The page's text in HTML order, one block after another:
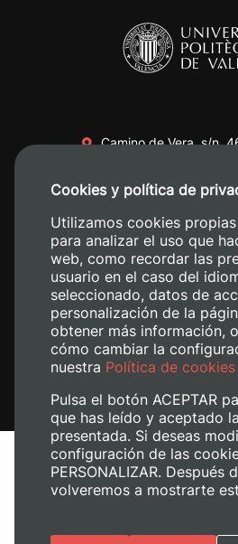
Camino de Vera, s/n.
+34 620 04
Avís legal
Política de
Gestiona les
Cookies y política de
Utilizamos cookies
para analizar el uso que
web, como recordar las
usuario en el caso del
seleccionado, datos de
personalización de la
obtener más información,
cómo cambiar la
nuestra Política de cookies
Pulsa el botón ACEPTAR
que has leído y aceptado
presentada. Si deseas
configuración de las
PERSONALIZAR. Después
volveremos a mostrarte